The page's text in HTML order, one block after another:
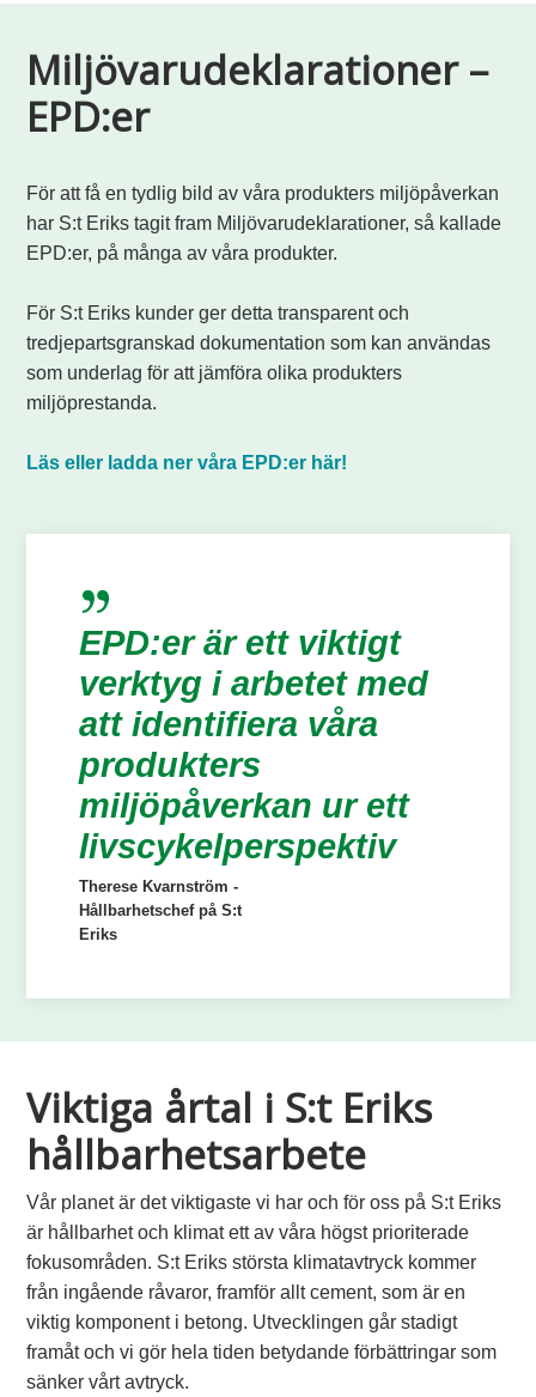
Miljövarudeklarationer –
EPD:er
För att få en tydlig bild av våra produkters miljöpåverkan
har S:t Eriks tagit fram Miljövarudeklarationer, så kallade
EPD:er, på många av våra produkter.
För S:t Eriks kunder ger detta transparent och
tredjepartsgranskad dokumentation som kan användas
som underlag för att jämföra olika produkters
miljöprestanda.
Läs eller ladda ner våra EPD:er här!
EPD:er är ett viktigt
verktyg i arbetet med
att identifiera våra
produkters
miljöpåverkan ur ett
livscykelperspektiv
Therese Kvarnström -
Hållbarhetschef på S:t
Eriks
Viktiga årtal i S:t Eriks
hållbarhetsarbete
Vår planet är det viktigaste vi har och för oss på S:t Eriks
är hållbarhet och klimat ett av våra högst prioriterade
fokusområden. S:t Eriks största klimatavtryck kommer
från ingående råvaror, framför allt cement, som är en
viktig komponent i betong. Utvecklingen går stadigt
framåt och vi gör hela tiden betydande förbättringar som
sänker vårt avtryck.